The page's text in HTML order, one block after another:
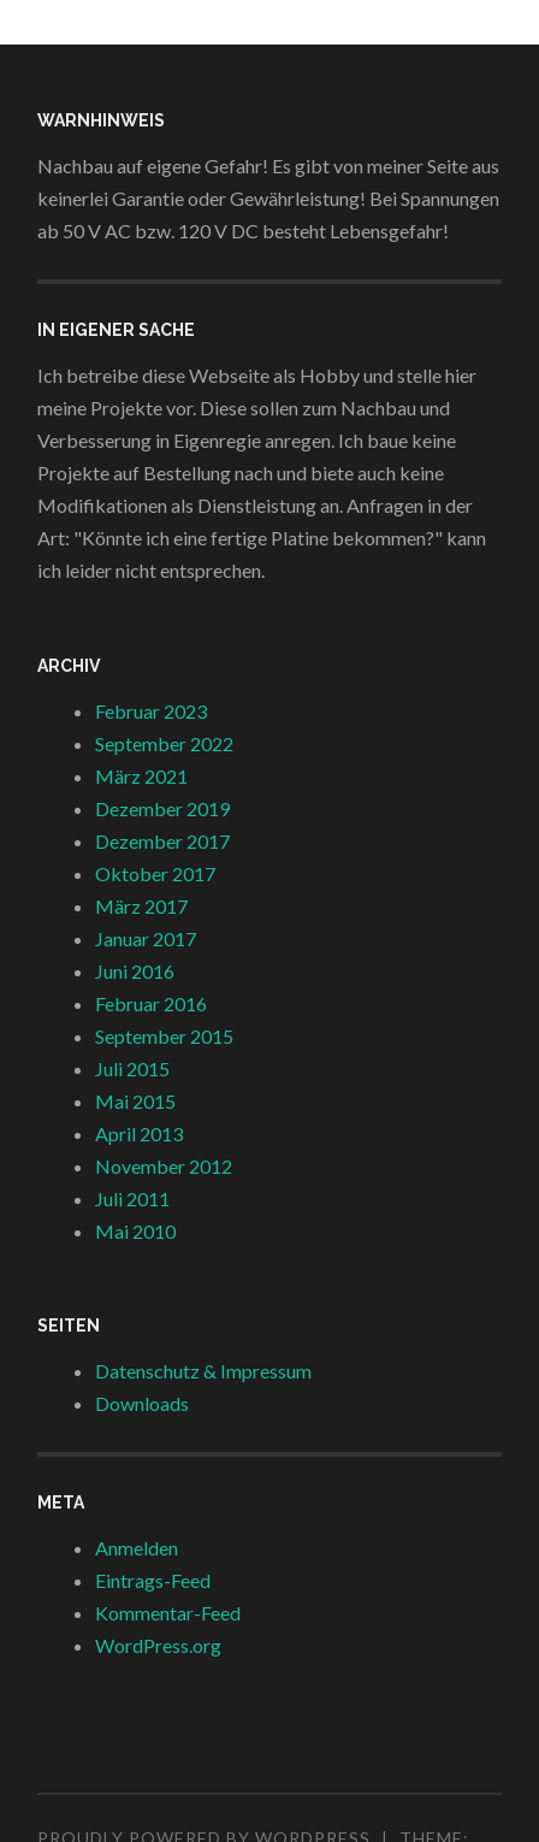
WARNHINWEIS
Nachbau auf eigene Gefahr! Es gibt von meiner Seite aus
keinerlei Garantie oder Gewährleistung! Bei Spannungen
ab 50 V AC bzw. 120 V DC besteht Lebensgefahr!
IN EIGENER SACHE
Ich betreibe diese Webseite als Hobby und stelle hier
meine Projekte vor. Diese sollen zum Nachbau und
Verbesserung in Eigenregie anregen. Ich baue keine
Projekte auf Bestellung nach und biete auch keine
Modifikationen als Dienstleistung an. Anfragen in der
Art: "Könnte ich eine fertige Platine bekommen?" kann
ich leider nicht entsprechen.
ARCHIV
Februar 2023
September 2022
März 2021
Dezember 2019
Dezember 2017
Oktober 2017
März 2017
Januar 2017
Juni 2016
Februar 2016
September 2015
Juli 2015
Mai 2015
April 2013
November 2012
Juli 2011
Mai 2010
SEITEN
Datenschutz & Impressum
Downloads
META
Anmelden
Eintrags-Feed
Kommentar-Feed
WordPress.org
PROUDLY POWERED BY WORDPRESS | THEME: